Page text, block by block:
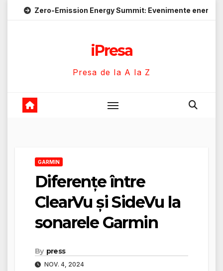
Emission Energy Summit: Evenimente energie despre
iPresa
Presa de la A la Z
GARMIN
Diferențe între
ClearVu și SideVu la
sonarele Garmin
By press
NOV. 4, 2024